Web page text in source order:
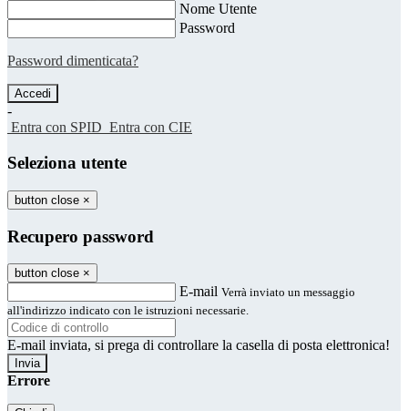
Nome Utente
Password
Password dimenticata?
-
Entra con SPID Entra con CIE
Seleziona utente
button close ×
Recupero password
button close ×
E-mail Verrà inviato un messaggio
all'indirizzo indicato con le istruzioni necessarie.
E-mail inviata, si prega di controllare la casella di posta elettronica!
Errore